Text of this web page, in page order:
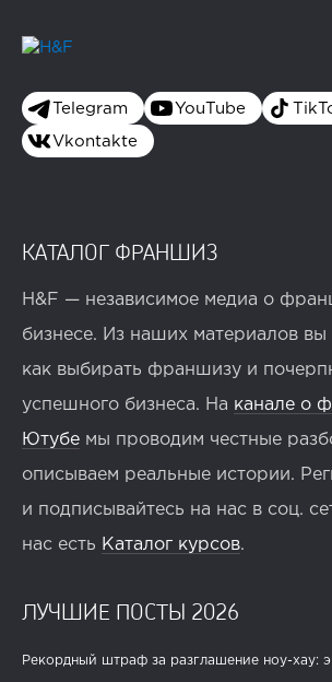
Telegram YouTube
Vkontakte
КАТАЛОГ ФРАНШИЗ
H&F — независимое медиа о
бизнесе. Из наших материалов вы
как выбирать франшизу и
успешного бизнеса. На канале о
Ютубе мы проводим честные
описываем реальные истории.
и подписывайтесь на нас в соц.
нас есть Каталог курсов.
ЛУЧШИЕ ПОСТЫ 2026
Рекордный штраф за разглашение ноу-хау: